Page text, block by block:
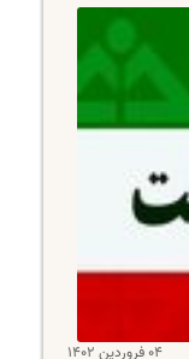
۰۴ فروردین ۱۴۰۲